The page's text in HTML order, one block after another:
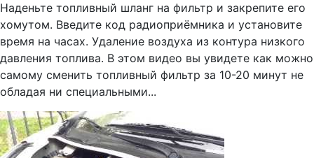
Наденьте топливный шланг на фильтр и закрепите его
хомутом. Введите код радиоприёмника и установите
время на часах. Удаление воздуха из контура низкого
давления топлива. В этом видео вы увидете как можно
самому сменить топливный фильтр за 10-20 минут не
обладая ни специальными...